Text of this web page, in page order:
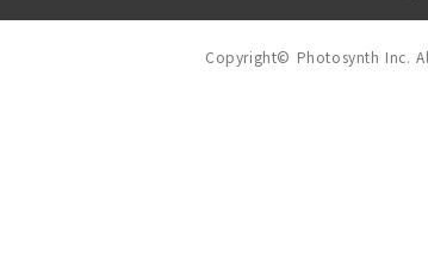
Copyright© Photosynth Inc.